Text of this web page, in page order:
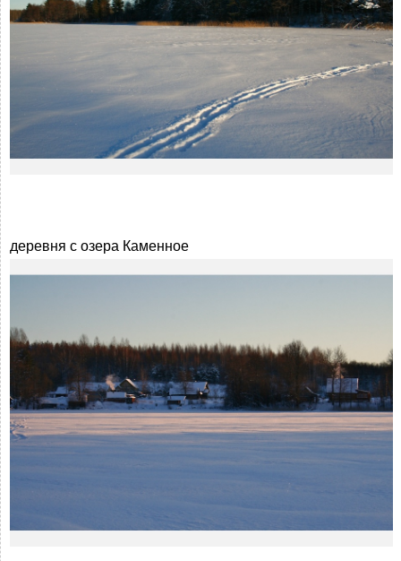
деревня с озера Каменное